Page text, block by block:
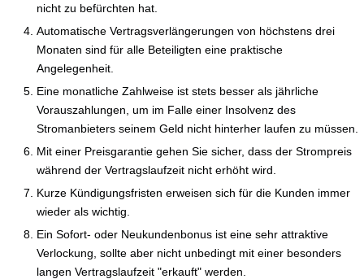
nicht zu befürchten hat.
Automatische Vertragsverlängerungen von höchstens drei
Monaten sind für alle Beteiligten eine praktische
Angelegenheit.
Eine monatliche Zahlweise ist stets besser als jährliche
Vorauszahlungen, um im Falle einer Insolvenz des
Stromanbieters seinem Geld nicht hinterher laufen zu müssen.
Mit einer Preisgarantie gehen Sie sicher, dass der Strompreis
während der Vertragslaufzeit nicht erhöht wird.
Kurze Kündigungsfristen erweisen sich für die Kunden immer
wieder als wichtig.
Ein Sofort- oder Neukundenbonus ist eine sehr attraktive
Verlockung, sollte aber nicht unbedingt mit einer besonders
langen Vertragslaufzeit "erkauft" werden.